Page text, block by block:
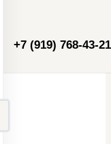
+7 (919) 768-43-21